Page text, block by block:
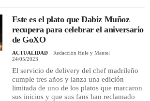
Este es el plato que Dabiz Muñoz
recupera para celebrar el aniversario
de GoXO
ACTUALIDAD
Redacción Hule y Mantel
24/05/2023
El servicio de delivery del chef madrileño
cumple tres años y lanza una edición
limitada de uno de los platos que marcaron
sus inicios y que sus fans han reclamado